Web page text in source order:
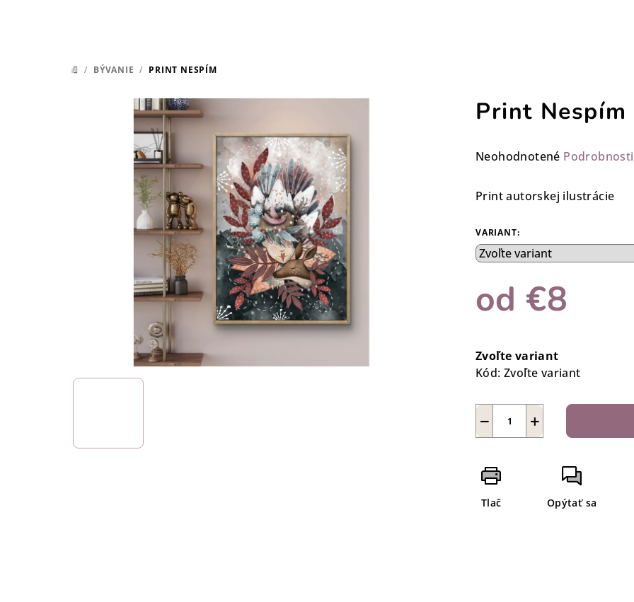
DOMOV
/ BÝVANIE / PRINT NESPÍM
Print Nespím
Priemerné
produktu
z
5
Neohodnotené
Print autorskej ilustrácie
VARIANT:
od€8
cena:
Zvoľte variant
Kód: Zvoľte variant
+
−
Tlač Opýtať sa